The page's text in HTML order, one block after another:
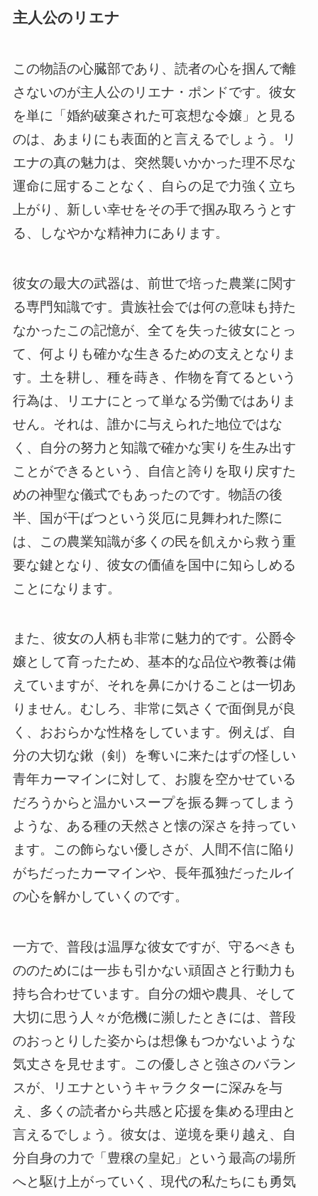
主人公のリエナ
この物語の心臓部であり、読者の心を掴んで離
さないのが主人公のリエナ・ポンドです。彼女
を単に「婚約破棄された可哀想な令嬢」と見る
のは、あまりにも表面的と言えるでしょう。リ
エナの真の魅力は、突然襲いかかった理不尽な
運命に屈することなく、自らの足で力強く立ち
上がり、新しい幸せをその手で掴み取ろうとす
る、しなやかな精神力にあります。
彼女の最大の武器は、前世で培った農業に関す
る専門知識です。貴族社会では何の意味も持た
なかったこの記憶が、全てを失った彼女にとっ
て、何よりも確かな生きるための支えとなりま
す。土を耕し、種を蒔き、作物を育てるという
行為は、リエナにとって単なる労働ではありま
せん。それは、誰かに与えられた地位ではな
く、自分の努力と知識で確かな実りを生み出す
ことができるという、自信と誇りを取り戻すた
めの神聖な儀式でもあったのです。物語の後
半、国が干ばつという災厄に見舞われた際に
は、この農業知識が多くの民を飢えから救う重
要な鍵となり、彼女の価値を国中に知らしめる
ことになります。
また、彼女の人柄も非常に魅力的です。公爵令
嬢として育ったため、基本的な品位や教養は備
えていますが、それを鼻にかけることは一切あ
りません。むしろ、非常に気さくで面倒見が良
く、おおらかな性格をしています。例えば、自
分の大切な鍬（剣）を奪いに来たはずの怪しい
青年カーマインに対して、お腹を空かせている
だろうからと温かいスープを振る舞ってしまう
ような、ある種の天然さと懐の深さを持ってい
ます。この飾らない優しさが、人間不信に陥り
がちだったカーマインや、長年孤独だったルイ
の心を解かしていくのです。
一方で、普段は温厚な彼女ですが、守るべきも
ののためには一歩も引かない頑固さと行動力も
持ち合わせています。自分の畑や農具、そして
大切に思う人々が危機に瀕したときには、普段
のおっとりした姿からは想像もつかないような
気丈さを見せます。この優しさと強さのバラン
スが、リエナというキャラクターに深みを与
え、多くの読者から共感と応援を集める理由と
言えるでしょう。彼女は、逆境を乗り越え、自
分自身の力で「豊穣の皇妃」という最高の場所
へと駆け上がっていく、現代の私たちにも勇気